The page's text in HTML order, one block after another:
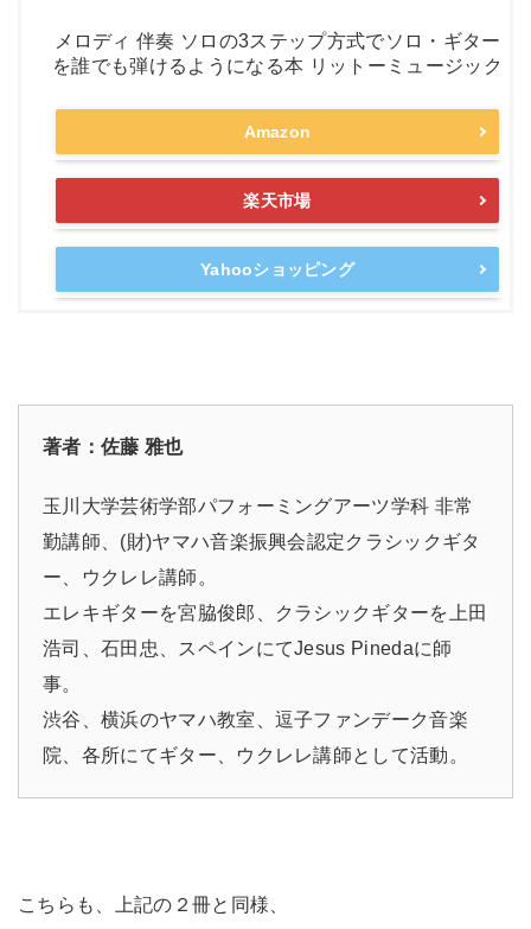
メロディ 伴奏 ソロの3ステップ方式でソロ・ギター
を誰でも弾けるようになる本 リットーミュージック
Amazon
楽天市場
Yahooショッピング
著者：佐藤 雅也
玉川大学芸術学部パフォーミングアーツ学科 非常
勤講師、(財)ヤマハ音楽振興会認定クラシックギタ
ー、ウクレレ講師。
エレキギターを宮脇俊郎、クラシックギターを上田
浩司、石田忠、スペインにてJesus Pinedaに師
事。
渋谷、横浜のヤマハ教室、逗子ファンデーク音楽
院、各所にてギター、ウクレレ講師として活動。
こちらも、上記の２冊と同様、